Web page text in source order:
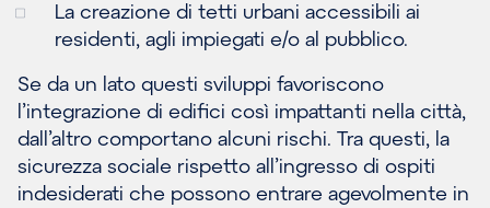
La creazione di tetti urbani accessibili ai
residenti, agli impiegati e/o al pubblico.
Se da un lato questi sviluppi favoriscono
l’integrazione di edifici così impattanti nella città,
dall’altro comportano alcuni rischi. Tra questi, la
sicurezza sociale rispetto all’ingresso di ospiti
indesiderati che possono entrare agevolmente in